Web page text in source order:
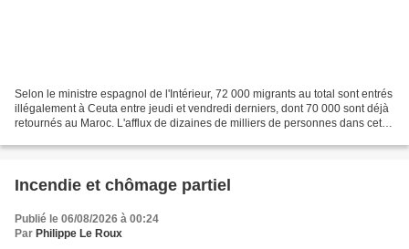
Selon le ministre espagnol de l'Intérieur, 72 000 migrants au total sont entrés
illégalement à Ceuta entre jeudi et vendredi derniers, dont 70 000 sont déjà
retournés au Maroc. L'afflux de dizaines de milliers de personnes dans cette
Incendie et chômage partiel
Publié le 06/08/2026 à 00:24
Par Philippe Le Roux